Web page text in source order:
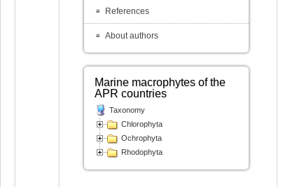
References
About authors
Marine macrophytes of the
APR countries
Taxonomy
Chlorophyta
Ochrophyta
Rhodophyta